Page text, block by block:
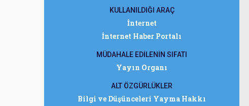
KULLANILDIĞI ARAÇ
İnternet
İnternet Haber Portalı
MÜDAHALE EDİLENİN SIFATI
Yayın Organı
ALT ÖZGÜRLÜKLER
Bilgi ve Düşünceleri Yayma Hakkı